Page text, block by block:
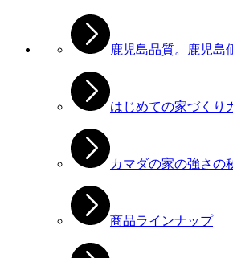
鹿児島品質。鹿児島
はじめての家づくり
カマダの家の強さの
商品ラインナップ